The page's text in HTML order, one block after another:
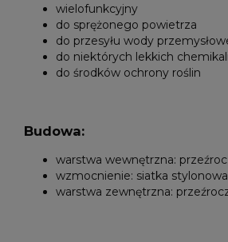
wielofunkcyjny
do sprężonego powietrza
do przesyłu wody
do niektórych lekkich
do środków ochrony roślin
Budowa:
warstwa wewnętrzna:
wzmocnienie: siatka stylonowa
warstwa zewnętrzna: